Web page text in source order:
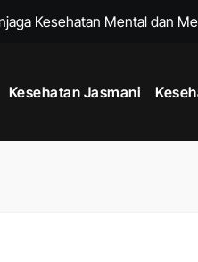
Kesehatan Mental dan
Usia Muda dengan
Memperkuat Sistem Imun
Kesehatan Jasmani